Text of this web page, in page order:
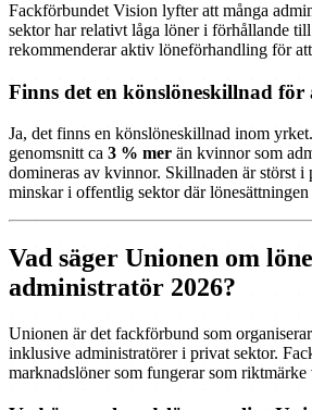
Fackförbundet Vision lyfter att många
sektor har relativt låga löner i förhållande
rekommenderar aktiv löneförhandling för
Finns det en könslöneskillnad
Ja, det finns en könslöneskillnad inom
genomsnitt ca 3 % mer än kvinnor som
domineras av kvinnor. Skillnaden är störst i
minskar i offentlig sektor där lönesättningen
Vad säger Unionen om
administratör 2026?
Unionen är det fackförbund som
inklusive administratörer i privat sektor.
marknadslöner som fungerar som